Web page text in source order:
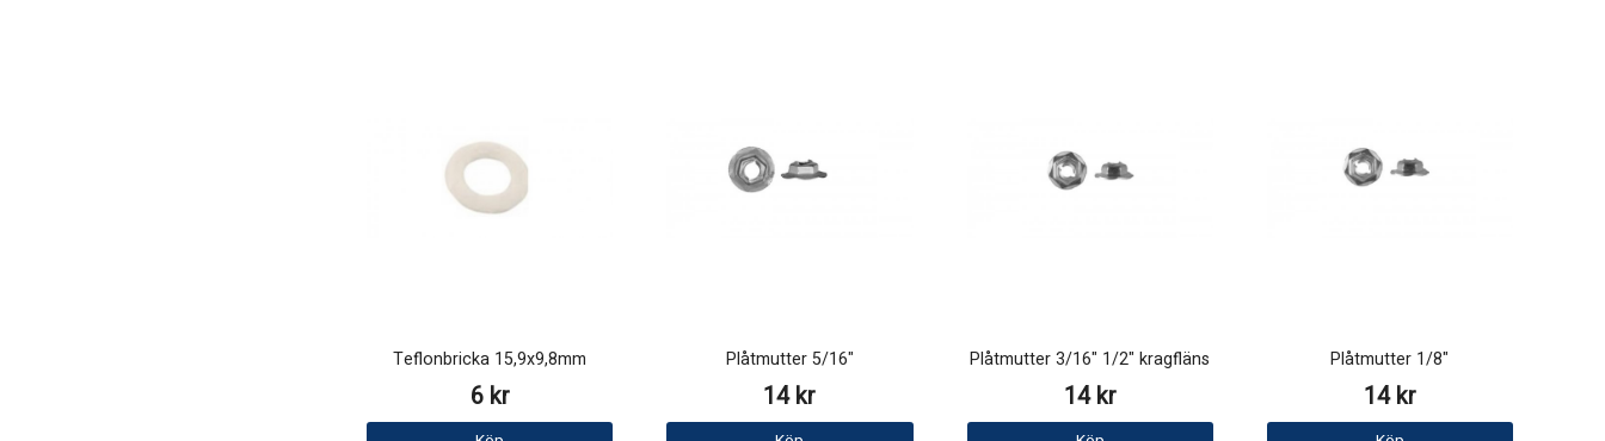
Teflonbricka 15,9x9,8mm
6 kr
Plåtmutter 5/16"
14 kr
Plåtmutter 3/16" 1/2" kragfläns
14 kr
Plåtmutter 1/8"
14 kr